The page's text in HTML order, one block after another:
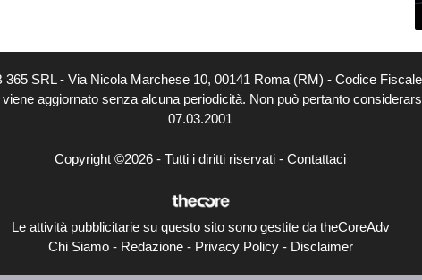
365 SRL - Via Nicola Marchese 10, 00141 Roma (RM) - Codice
aggiornato senza alcuna periodicità. Non può pertanto
07.03.2001
Copyright ©2026 - Tutti i diritti riservati - Contattaci
Le attività pubblicitarie su questo sito sono gestite da theCoreAdv
Chi Siamo- Redazione- Privacy Policy- Disclaimer